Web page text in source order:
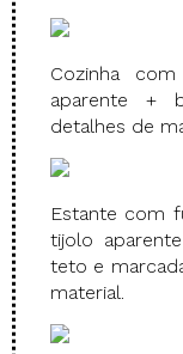
Cozinha
aparente +
detalhes de
Estante com
tijolo
teto e
material.